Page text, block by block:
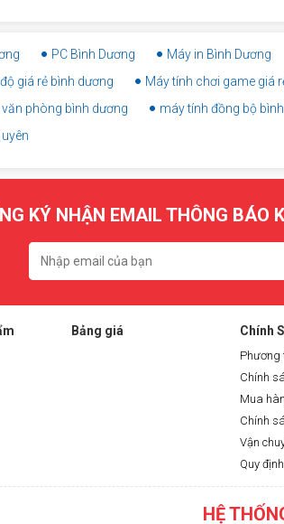
chất lượng cao.
PC Bình Dương Máy in Bình Dương
giá rẻ bình dương Máy tính chơi game giá
phòng bình dương máy tính đồng bộ
KÝ NHẬN EMAIL THÔNG BÁO
Bảng giá Chính
Phương
Chính
Mua
Chính
Vận
Quy
HỆ